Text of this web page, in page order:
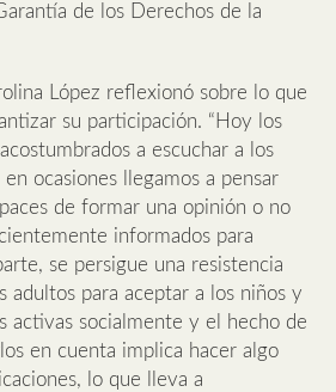
de los Derechos de la
López reflexionó sobre lo que
su participación. “Hoy los
a escuchar a los
ocasiones llegamos a pensar
de formar una opinión o no
informados para
se persigue una resistencia
adultos para aceptar a los niños y
activas socialmente y el hecho de
en cuenta implica hacer algo
lo que lleva a